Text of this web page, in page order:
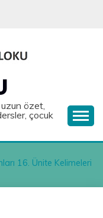
özet,
çocuk
16. Ünite Kelimeleri